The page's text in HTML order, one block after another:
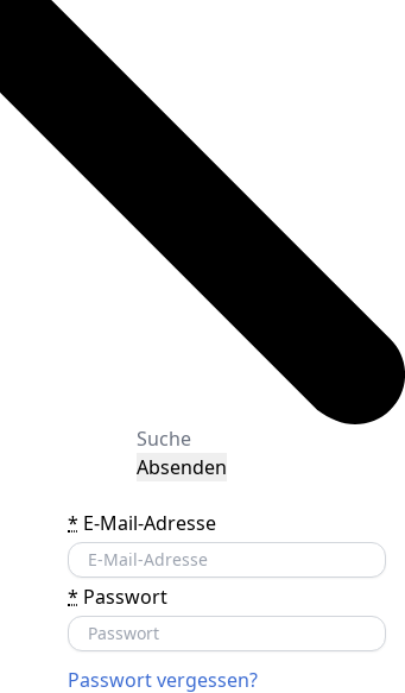
Absenden
* E-Mail-Adresse
* Passwort
Passwort vergessen?